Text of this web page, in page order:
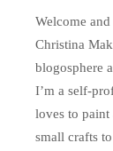
Welcome
Christina
blogosphere
I’m a self-
loves to
small crafts